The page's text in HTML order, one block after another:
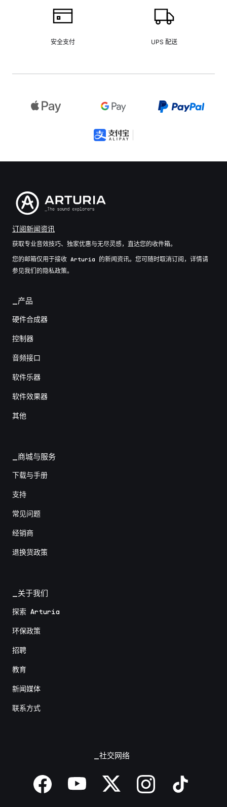
安全支付 UPS 配送
订阅新闻资讯
获取专业音效技巧、独家优惠与无尽灵感，直达您的收件箱。
您的邮箱仅用于接收 Arturia 的新闻资讯。您可随时取消订阅，详情请
参见我们的隐私政策。
_产品
硬件合成器
控制器
音频接口
软件乐器
软件效果器
其他
_商城与服务
下载与手册
支持
常见问题
经销商
退换货政策
_关于我们
探索 Arturia
环保政策
招聘
教育
新闻媒体
联系方式
_社交网络